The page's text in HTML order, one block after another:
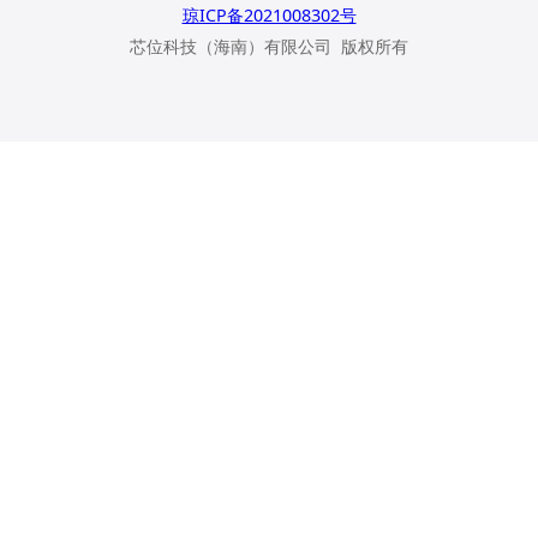
琼ICP备2021008302号
芯位科技（海南）有限公司 版权所有